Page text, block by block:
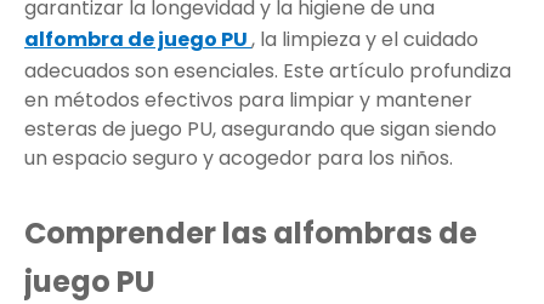
garantizar la longevidad y la higiene de una
alfombra de juego PU, la limpieza y el cuidado
adecuados son esenciales. Este artículo profundiza
en métodos efectivos para limpiar y mantener
esteras de juego PU, asegurando que sigan siendo
un espacio seguro y acogedor para los niños.
Comprender las alfombras de
juego PU